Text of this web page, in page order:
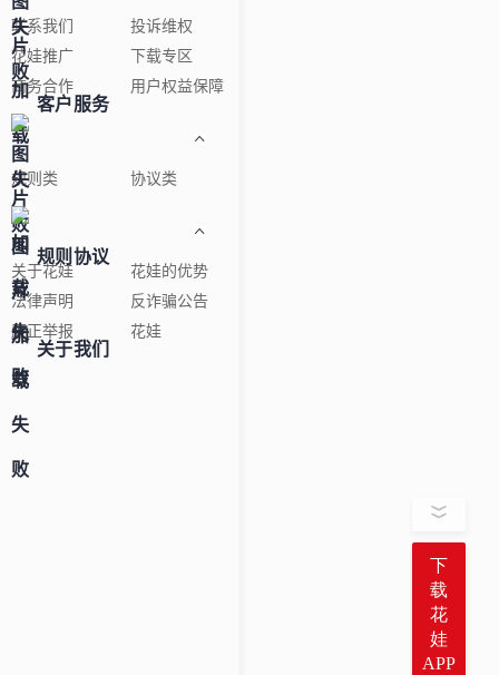
客户服务
联系我们
投诉维权
花娃推广
下载专区
商务合作
用户权益保障
规则协议
规则类 协议类
关于我们
关于花娃
花娃的优势
法律声明
反诈骗公告
廉正举报
花娃